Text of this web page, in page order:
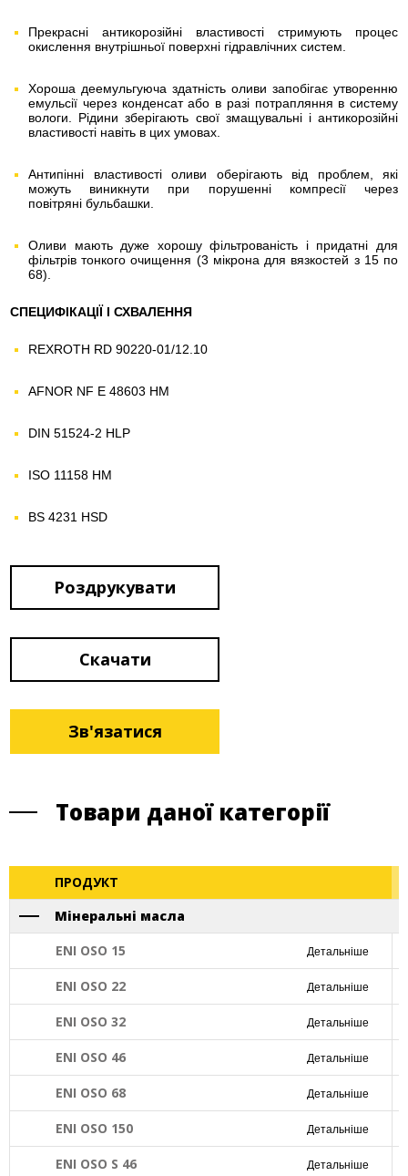
Прекрасні антикорозійні властивості стримують процес
окислення внутрішньої поверхні гідравлічних систем.
Хороша деемульгуюча здатність оливи запобігає утворенню
емульсії через конденсат або в разі потрапляння в систему
вологи. Рідини зберігають свої змащувальні і антикорозійні
властивості навіть в цих умовах.
Антипінні властивості оливи оберігають від проблем, які
можуть виникнути при порушенні компресії через
повітряні бульбашки.
Оливи мають дуже хорошу фільтрованість і придатні для
фільтрів тонкого очищення (3 мікрона для вязкостей з 15 по
68).
СПЕЦИФІКАЦІЇ І СХВАЛЕННЯ
REXROTH RD 90220-01/12.10
AFNOR NF E 48603 HM
DIN 51524-2 HLP
ISO 11158 HM
BS 4231 HSD
Роздрукувати
Скачати
Зв'язатися
Товари даної категорії
ПРОДУКТ
Мінеральні масла
ENI OSO 15
Детальніше
ENI OSO 22 Детальніше
ENI OSO 32 Детальніше
ENI OSO 46 Детальніше
ENI OSO 68 Детальніше
ENI OSO 150 Детальніше
ENI OSO S 46 Детальніше